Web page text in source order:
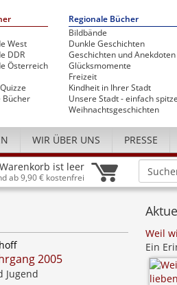
West
DDR
Österreich
Bücher
Regionale Bücher
Bildbände
Dunkle Geschichten
Geschichten und Anekdoten
Glücksmomente
Freizeit
Kindheit in Ihrer Stadt
Unsere Stadt - einfach
Weihnachtsgeschichten
WIR ÜBER UNS PRESSE
ist leer
ab 9,90 € kostenfrei
2005
Jugend
Weil
Ein